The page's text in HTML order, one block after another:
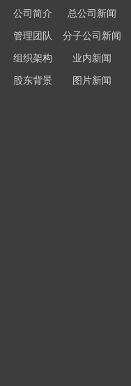
公司简介
管理团队
组织架构
股东背景
总公司新闻
分子公司新闻
业内新闻
图片新闻